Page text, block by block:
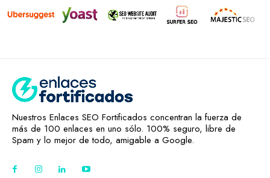
Nuestros Enlaces SEO Fortificados concentran la fuerza de
más de 100 enlaces en uno sólo. 100% seguro, libre de
Spam y lo mejor de todo, amigable a Google.